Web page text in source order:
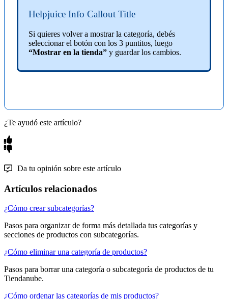
Helpjuice Info Callout Title
Si quieres volver a mostrar la categoría, debés
seleccionar el botón con los 3 puntitos, luego
“Mostrar en la tienda” y guardar los cambios.
¿Te ayudó este artículo?
Da tu opinión sobre este artículo
Artículos relacionados
¿Cómo crear subcategorías?
Pasos para organizar de forma más detallada tus categorías y
secciones de productos con subcategorías.
¿Cómo eliminar una categoría de productos?
Pasos para borrar una categoría o subcategoría de productos de tu
Tiendanube.
¿Cómo ordenar las categorías de mis productos?